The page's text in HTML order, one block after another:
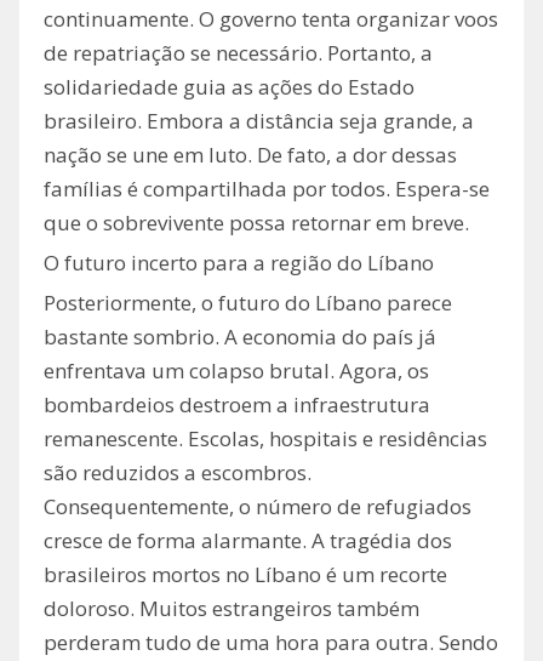
continuamente. O governo tenta organizar voos
de repatriação se necessário. Portanto, a
solidariedade guia as ações do Estado
brasileiro. Embora a distância seja grande, a
nação se une em luto. De fato, a dor dessas
famílias é compartilhada por todos. Espera-se
que o sobrevivente possa retornar em breve.
O futuro incerto para a região do Líbano
Posteriormente, o futuro do Líbano parece
bastante sombrio. A economia do país já
enfrentava um colapso brutal. Agora, os
bombardeios destroem a infraestrutura
remanescente. Escolas, hospitais e residências
são reduzidos a escombros.
Consequentemente, o número de refugiados
cresce de forma alarmante. A tragédia dos
brasileiros mortos no Líbano é um recorte
doloroso. Muitos estrangeiros também
perderam tudo de uma hora para outra. Sendo